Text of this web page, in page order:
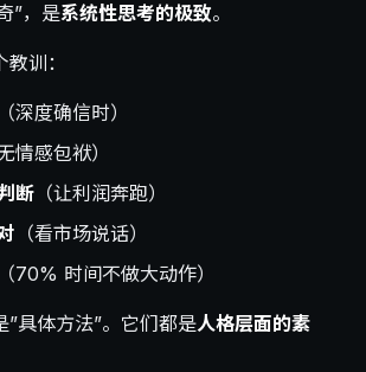
”，是系统性思考的极致。
训：
（深度确信时）
无情感包袱）
断 （让利润奔跑）
（看市场说话）
（70% 时间不做大动作）
具体方法”。它们都是人格层面的素